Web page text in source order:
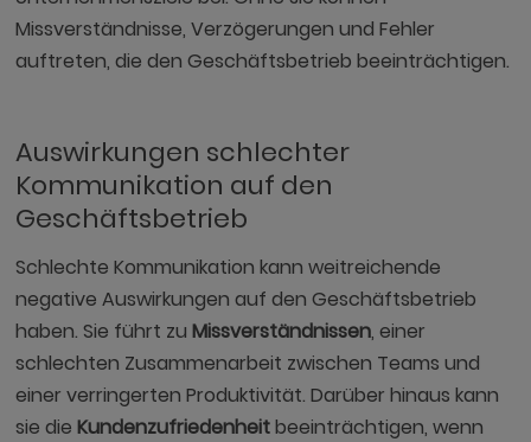
Missverständnisse, Verzögerungen und Fehler
auftreten, die den Geschäftsbetrieb beeinträchtigen.
Auswirkungen schlechter
Kommunikation auf den
Geschäftsbetrieb
Schlechte Kommunikation kann weitreichende
negative Auswirkungen auf den Geschäftsbetrieb
haben. Sie führt zu Missverständnissen, einer
schlechten Zusammenarbeit zwischen Teams und
einer verringerten Produktivität. Darüber hinaus kann
sie die Kundenzufriedenheitbeeinträchtigen, wenn